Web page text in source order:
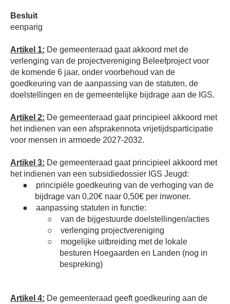
Besluit
eenparig
Artikel 1: De gemeenteraad gaat akkoord met de
verlenging van de projectvereniging Beleefproject voor
de komende 6 jaar, onder voorbehoud van de
goedkeuring van de aanpassing van de statuten, de
doelstellingen en de gemeentelijke bijdrage aan de IGS.
Artikel 2: De gemeenteraad gaat principieel akkoord met
het indienen van een afsprakennota vrijetijdsparticipatie
voor mensen in armoede 2027-2032.
Artikel 3: De gemeenteraad gaat principieel akkoord met
het indienen van een subsidiedossier IGS Jeugd:
●
principiële goedkeuring van de verhoging van de
bijdrage van 0,20€ naar 0,50€ per inwoner.
●
aanpassing statuten in functie:
○
van de bijgestuurde doelstellingen/acties
○
verlenging projectvereniging
○
mogelijke uitbreiding met de lokale
besturen Hoegaarden en Landen (nog in
bespreking)
Artikel 4: De gemeenteraad geeft goedkeuring aan de